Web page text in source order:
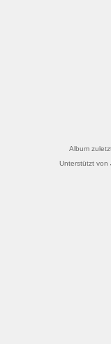
Album
Unterstützt von